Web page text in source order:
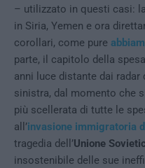
– utilizzato in questi casi:
in Siria, Yemen e ora
corollari, come pure
parte, il capitolo della
anni luce distante dai
sinistra, dal momento che
più scellerata di tutte le
all’invasione immigratoria
tragedia dell’Unione
insostenibile delle sue